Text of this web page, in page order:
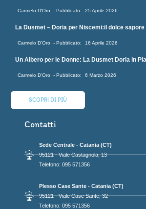
Carmelo D'Oro 25 Aprile 2026
La Dusmet – Doria per Niscemi:il dolce
Carmelo D'Oro 16 Aprile 2026
Un Albero per le Donne: La Dusmet Doria in
Carmelo D'Oro 6 Marzo 2026
SCOPRI DI PIÙ
Contatti
Sede Centrale - Catania (CT)
95121 - Viale Castagnola, 13
Telefono: 095 571356
Plesso Case Sante - Catania (CT)
95121 - Viale Case Sante, 32
Telefono: 095 571356